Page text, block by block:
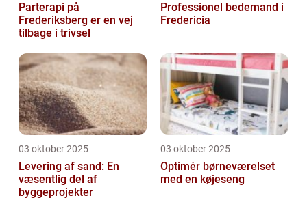
Parterapi på
Frederiksberg er en vej
tilbage i trivsel
Professionel bedemand i
Fredericia
03 oktober 2025
Levering af sand: En
væsentlig del af
byggeprojekter
03 oktober 2025
Optimér børneværelset
med en køjeseng